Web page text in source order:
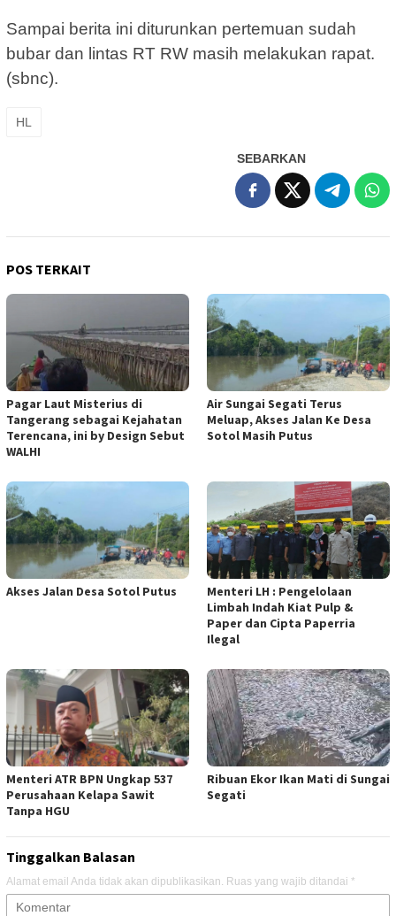
Sampai berita ini diturunkan pertemuan sudah
bubar dan lintas RT RW masih melakukan rapat.
(sbnc).
HL
SEBARKAN
POS TERKAIT
Pagar Laut Misterius di
Tangerang sebagai Kejahatan
Terencana, ini by Design Sebut
WALHI
Air Sungai Segati Terus
Meluap, Akses Jalan Ke Desa
Sotol Masih Putus
Akses Jalan Desa Sotol Putus
Menteri LH : Pengelolaan
Limbah Indah Kiat Pulp &
Paper dan Cipta Paperria
Ilegal
Menteri ATR BPN Ungkap 537
Perusahaan Kelapa Sawit
Tanpa HGU
Ribuan Ekor Ikan Mati di Sungai
Segati
Tinggalkan Balasan
Alamat email Anda tidak akan dipublikasikan. Ruas yang wajib ditandai *